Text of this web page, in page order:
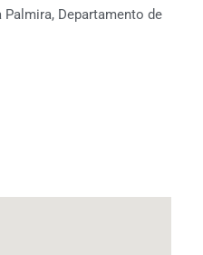
Palmira, Departamento de